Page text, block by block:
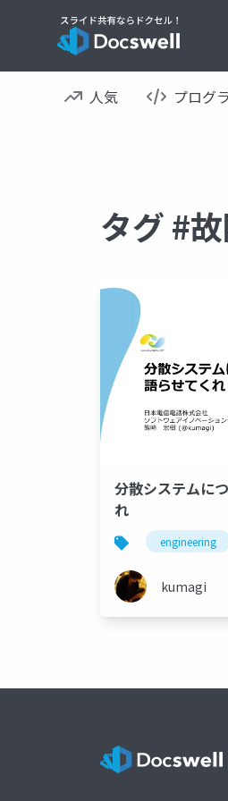
人気 プログ
タグ #
分散システムに
れ
engineering
kumagi